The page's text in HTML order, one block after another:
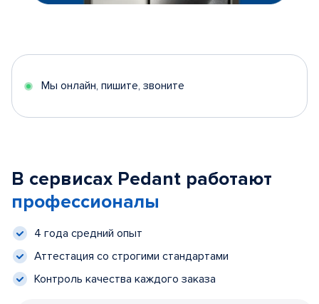
Мы онлайн, пишите, звоните
В сервисах Pedant работают
профессионалы
4 года средний опыт
Аттестация со строгими стандартами
Контроль качества каждого заказа